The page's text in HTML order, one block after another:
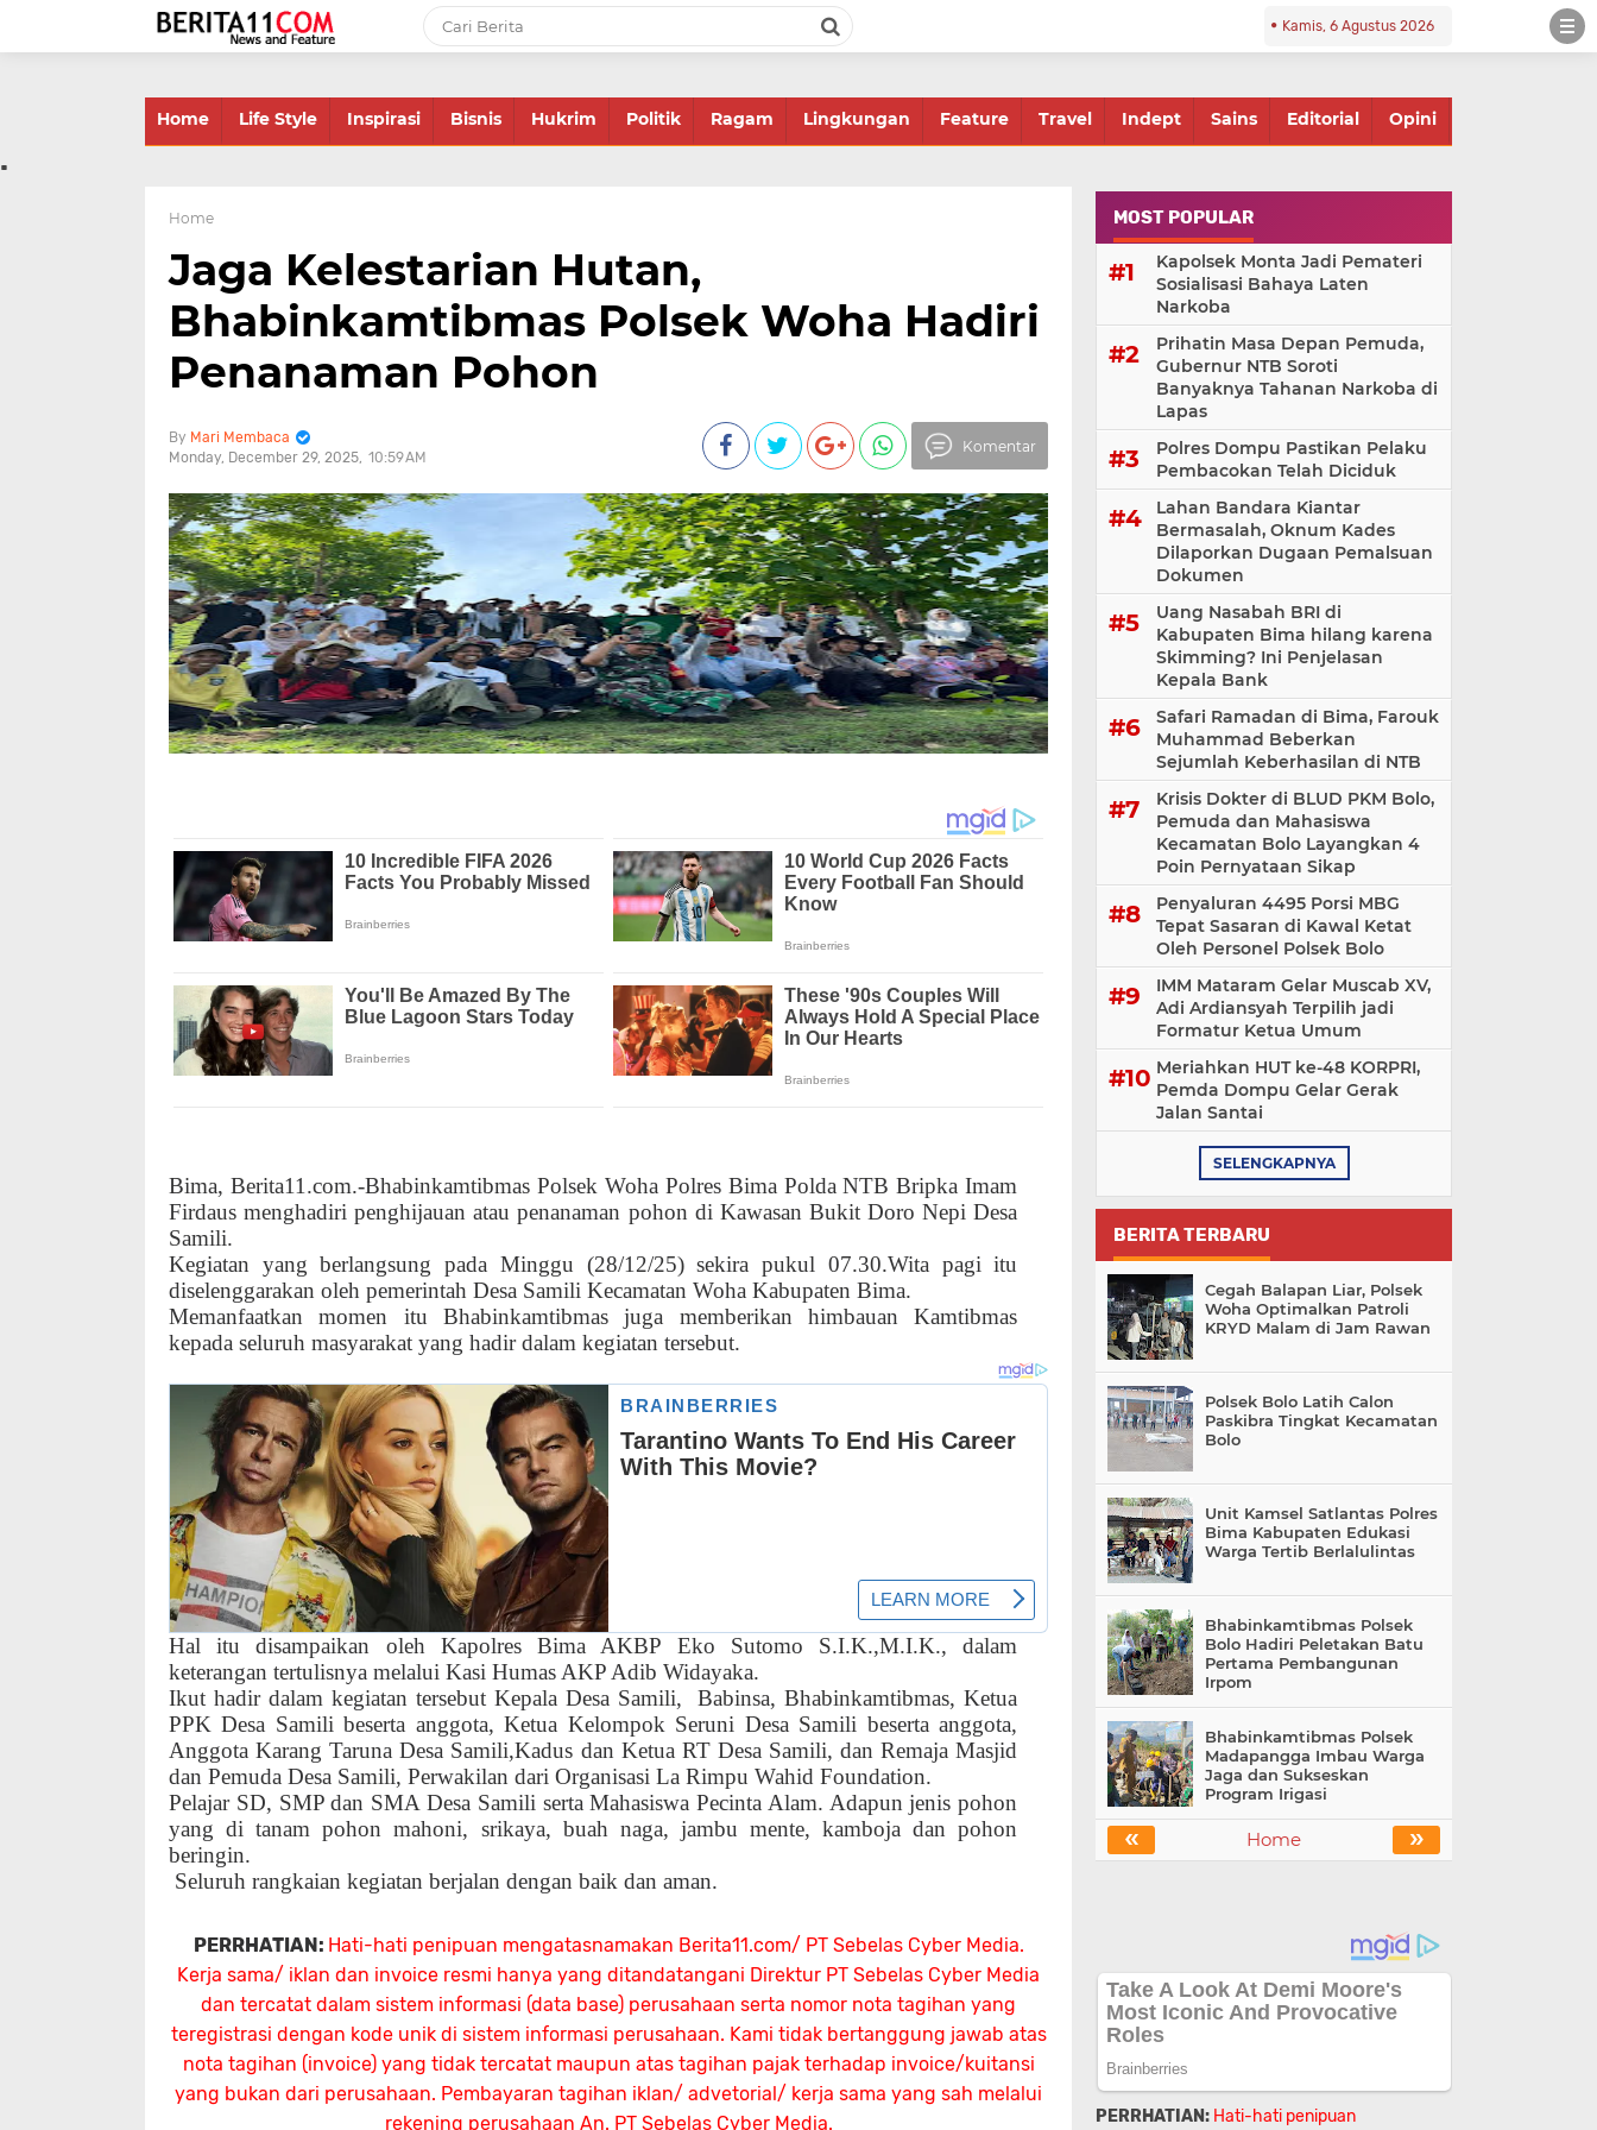
Kamis, 6 Agustus 2026
Home Life Style Inspirasi Bisnis Hukrim Politik Ragam Lingkungan Feature Travel Indept Sains Editorial Opini
.
Home
Jaga Kelestarian Hutan,
Bhabinkamtibmas Polsek Woha Hadiri
Penanaman Pohon
Mari Membaca
Monday, December 29, 2025 10:59 AM
Komentar
Bima, Berita11.com.-Bhabinkamtibmas Polsek Woha Polres Bima Polda NTB Bripka Imam
Firdaus menghadiri penghijauan atau penanaman pohon di Kawasan Bukit Doro Nepi Desa
Samili.
Kegiatan yang berlangsung pada Minggu (28/12/25) sekira pukul 07.30.Wita pagi itu
diselenggarakan oleh pemerintah Desa Samili Kecamatan Woha Kabupaten Bima.
Memanfaatkan momen itu Bhabinkamtibmas juga memberikan himbauan Kamtibmas
kepada seluruh masyarakat yang hadir dalam kegiatan tersebut.
Hal itu disampaikan oleh Kapolres Bima AKBP Eko Sutomo S.I.K.,M.I.K., dalam
keterangan tertulisnya melalui Kasi Humas AKP Adib Widayaka.
Ikut hadir dalam kegiatan tersebut Kepala Desa Samili,
Babinsa, Bhabinkamtibmas, Ketua
PPK Desa Samili beserta anggota, Ketua Kelompok Seruni Desa Samili beserta anggota,
Anggota Karang Taruna Desa Samili,Kadus dan Ketua RT Desa Samili, dan Remaja Masjid
dan Pemuda Desa Samili, Perwakilan dari Organisasi La Rimpu Wahid Foundation.
Pelajar SD, SMP dan SMA Desa Samili serta Mahasiswa Pecinta Alam. Adapun jenis pohon
yang di tanam pohon mahoni, srikaya, buah naga, jambu mente, kamboja dan pohon
beringin.
Seluruh rangkaian kegiatan berjalan dengan baik dan aman.
PERRHATIAN: Hati-hati penipuan mengatasnamakan Berita11.com/ PT Sebelas Cyber Media.
Kerja sama/ iklan dan invoice resmi hanya yang ditandatangani Direktur PT Sebelas Cyber Media
dan tercatat dalam sistem informasi (data base) perusahaan serta nomor nota tagihan yang
teregistrasi dengan kode unik di sistem informasi perusahaan. Kami tidak bertanggung jawab atas
nota tagihan (invoice) yang tidak tercatat maupun atas tagihan pajak terhadap invoice/kuitansi
yang bukan dari perusahaan. Pembayaran tagihan iklan/ advetorial/ kerja sama yang sah melalui
rekening perusahaan An. PT Sebelas Cyber Media.
MOST POPULAR
Kapolsek Monta Jadi Pemateri
Sosialisasi Bahaya Laten
Narkoba
Prihatin Masa Depan Pemuda,
Gubernur NTB Soroti
Banyaknya Tahanan Narkoba di
Lapas
Polres Dompu Pastikan Pelaku
Pembacokan Telah Diciduk
Lahan Bandara Kiantar
Bermasalah, Oknum Kades
Dilaporkan Dugaan Pemalsuan
Dokumen
Uang Nasabah BRI di
Kabupaten Bima hilang karena
Skimming? Ini Penjelasan
Kepala Bank
Safari Ramadan di Bima, Farouk
Muhammad Beberkan
Sejumlah Keberhasilan di NTB
Krisis Dokter di BLUD PKM Bolo,
Pemuda dan Mahasiswa
Kecamatan Bolo Layangkan 4
Poin Pernyataan Sikap
Penyaluran 4495 Porsi MBG
Tepat Sasaran di Kawal Ketat
Oleh Personel Polsek Bolo
IMM Mataram Gelar Muscab XV,
Adi Ardiansyah Terpilih jadi
Formatur Ketua Umum
Meriahkan HUT ke-48 KORPRI,
Pemda Dompu Gelar Gerak
Jalan Santai
SELENGKAPNYA
BERITA TERBARU
Cegah Balapan Liar, Polsek
Woha Optimalkan Patroli
KRYD Malam di Jam Rawan
Polsek Bolo Latih Calon
Paskibra Tingkat Kecamatan
Bolo
Unit Kamsel Satlantas Polres
Bima Kabupaten Edukasi
Warga Tertib Berlalulintas
Bhabinkamtibmas Polsek
Bolo Hadiri Peletakan Batu
Pertama Pembangunan
Irpom
Bhabinkamtibmas Polsek
Madapangga Imbau Warga
Jaga dan Sukseskan
Program Irigasi
« »
Home
PERRHATIAN: Hati-hati penipuan